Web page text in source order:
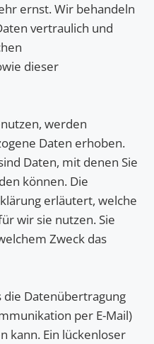
ernst. Wir behandeln
vertraulich und
dieser
werden
Daten erhoben.
Daten, mit denen Sie
können. Die
erläutert, welche
wir sie nutzen. Sie
Zweck das
die Datenübertragung
per E-Mail)
kann. Ein lückenloser